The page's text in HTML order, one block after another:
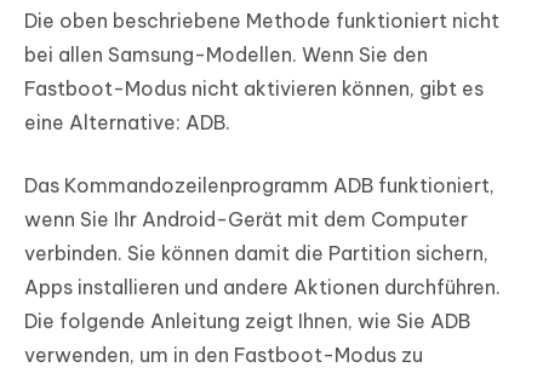
Die oben beschriebene Methode funktioniert nicht
bei allen Samsung-Modellen. Wenn Sie den
Fastboot-Modus nicht aktivieren können, gibt es
eine Alternative: ADB.
Das Kommandozeilenprogramm ADB funktioniert,
wenn Sie Ihr Android-Gerät mit dem Computer
verbinden. Sie können damit die Partition sichern,
Apps installieren und andere Aktionen durchführen.
Die folgende Anleitung zeigt Ihnen, wie Sie ADB
verwenden, um in den Fastboot-Modus zu